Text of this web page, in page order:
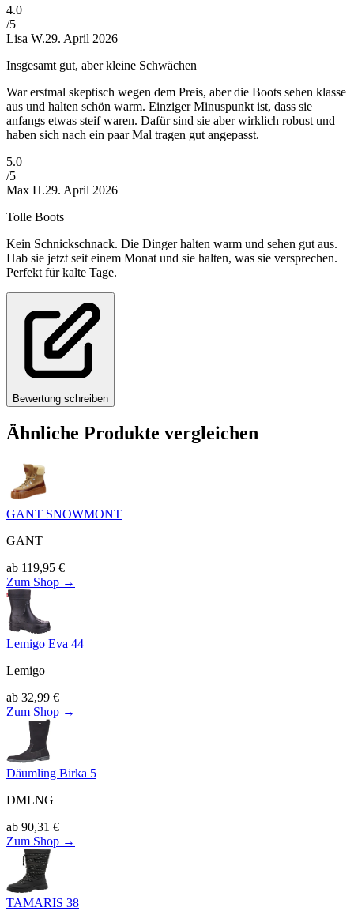
4.0
/5
Lisa W.29. April 2026
Insgesamt gut, aber kleine Schwächen
War erstmal skeptisch wegen dem Preis, aber die Boots sehen klasse
aus und halten schön warm. Einziger Minuspunkt ist, dass sie
anfangs etwas steif waren. Dafür sind sie aber wirklich robust und
haben sich nach ein paar Mal tragen gut angepasst.
5.0
/5
Max H.29. April 2026
Tolle Boots
Kein Schnickschnack. Die Dinger halten warm und sehen gut aus.
Hab sie jetzt seit einem Monat und sie halten, was sie versprechen.
Perfekt für kalte Tage.
Bewertung schreiben
Ähnliche Produkte vergleichen
GANT SNOWMONT
GANT
ab 119,95 €
Zum Shop →
Lemigo Eva 44
Lemigo
ab 32,99 €
Zum Shop →
Däumling Birka 5
DMLNG
ab 90,31 €
Zum Shop →
TAMARIS 38